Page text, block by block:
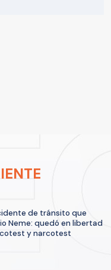
de tránsito que
Neme: quedó en libertad
y narcotest